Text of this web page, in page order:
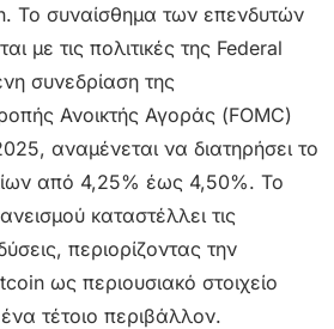
Το συναίσθημα των επενδυτών
με τις πολιτικές της Federal
συνεδρίαση της
Ανοικτής Αγοράς (FOMC)
αναμένεται να διατηρήσει το
από 4,25% έως 4,50%. Το
καταστέλλει τις
περιορίζοντας την
ως περιουσιακό στοιχείο
τέτοιο περιβάλλον.